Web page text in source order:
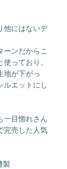
他にはないデ
ーンだからこ
っており、
地が下がっ
ルエットにし
一目惚れさん
完売した人気
製